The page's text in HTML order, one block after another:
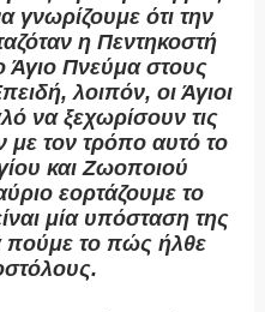
γνωρίζουμε ότι την
η Πεντηκοστή
Άγιο Πνεύμα στους
λοιπόν, οι Άγιοι
να ξεχωρίσουν τις
με τον τρόπο αυτό το
και Ζωοποιού
εορτάζουμε το
μία υπόσταση της
πούμε το πώς ήλθε